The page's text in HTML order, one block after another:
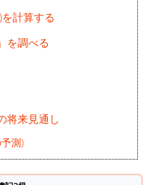
計算する
を調べる
将来見通し
測)